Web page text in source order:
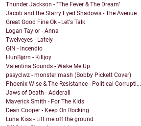
Thunder Jackson - "The Fever & The Dream"
Jacob and the Starry Eyed Shadows - The Avenue
Great Good Fine Ok - Let's Talk
Logan Taylor - Anna
Twelveyes - Lately
GIN - Incendio
HunBjørn - Killjoy
Valentina Sounds - Wake Me Up
pssyclwz - monster mash (Bobby Pickett Cover)
Phoenix Wise & The Resistance - Political Corrupti...
Jaws of Death - Adderall
Maverick Smith - For The Kids
Dean Cooper - Keep On Rocking
Luna Kiss - Lift me off the ground